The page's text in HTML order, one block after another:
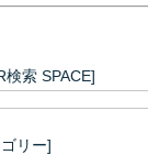
検索 SPACE]
リー]